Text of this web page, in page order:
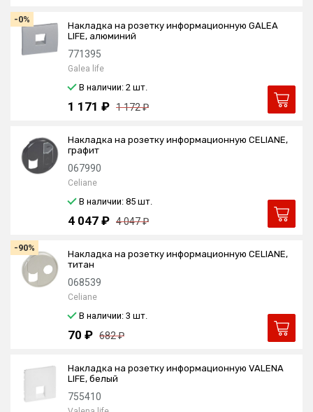
-0%
Накладка на розетку информационную GALEA
LIFE, алюминий
771395
Galea life
В наличии: 2 шт.
1 171 ₽ 1 172 ₽
Накладка на розетку информационную CELIANE,
графит
067990
Celiane
В наличии: 85 шт.
4 047 ₽ 4 047 ₽
-90%
Накладка на розетку информационную CELIANE,
титан
068539
Celiane
В наличии: 3 шт.
70 ₽ 682 ₽
Накладка на розетку информационную VALENA
LIFE, белый
755410